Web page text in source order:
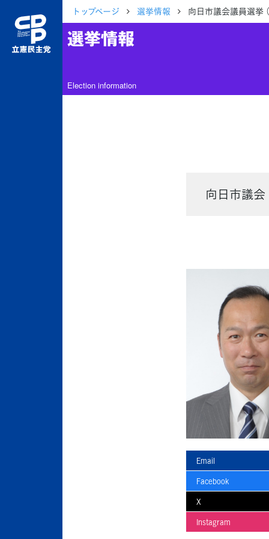
トップページ 選挙情報 向日市議会議員選挙
選挙情報
Election information
向日市議会
Email
Facebook
X
Instagram